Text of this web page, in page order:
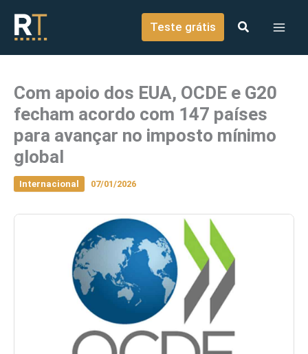
conteúdo
Teste grátis
Com apoio dos EUA, OCDE e G20
fecham acordo com 147 países
para avançar no imposto mínimo
global
Internacional 07/01/2026